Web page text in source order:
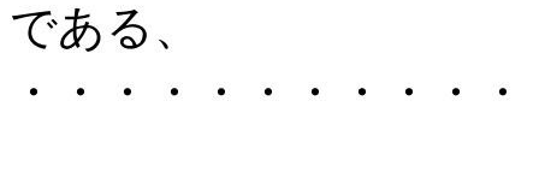
である、
・・・・・・・・・・